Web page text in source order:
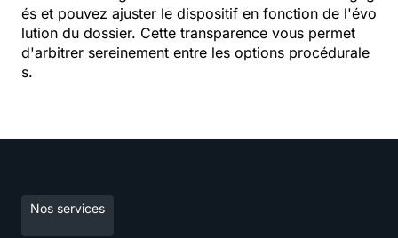
és et pouvez ajuster le dispositif en fonction de l'évo
lution du dossier. Cette transparence vous permet
d'arbitrer sereinement entre les options procédurale
s.
Nos services